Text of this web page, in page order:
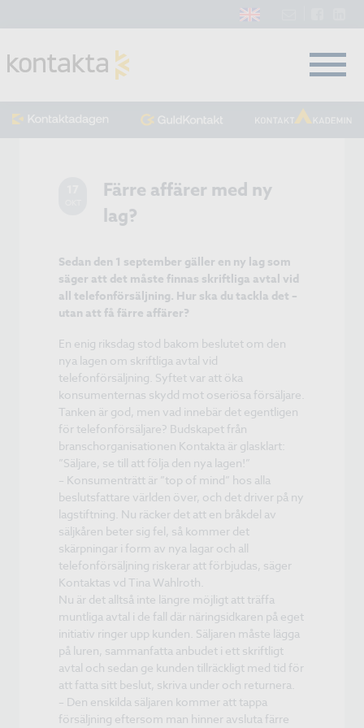
Färre affärer med ny
lag?
Sedan den 1 september gäller en ny lag som
säger att det måste finnas skriftliga avtal vid
all telefonförsäljning. Hur ska du tackla det –
utan att få färre affärer?
En enig riksdag stod bakom beslutet om den
nya lagen om skriftliga avtal vid
telefonförsäljning. Syftet var att öka
konsumenternas skydd mot oseriösa försäljare.
Tanken är god, men vad innebär det egentligen
för telefonförsäljare? Budskapet från
branschorganisationen Kontakta är glasklart:
”Säljare, se till att följa den nya lagen!”
– Konsumenträtt är ”top of mind” hos alla
beslutsfattare världen över, och det driver på ny
lagstiftning. Nu räcker det att en bråkdel av
säljkåren beter sig fel, så kommer det
skärpningar i form av nya lagar och all
telefonförsäljning riskerar att förbjudas, säger
Kontaktas vd Tina Wahlroth.
Nu är det alltså inte längre möjligt att träffa
muntliga avtal i de fall där näringsidkaren på eget
initiativ ringer upp kunden. Säljaren måste lägga
på luren, sammanfatta anbudet i ett skriftligt
avtal och sedan ge kunden tillräckligt med tid för
att fatta sitt beslut, skriva under och returnera.
– Den enskilda säljaren kommer att tappa
försäljning eftersom man hinner avsluta färre